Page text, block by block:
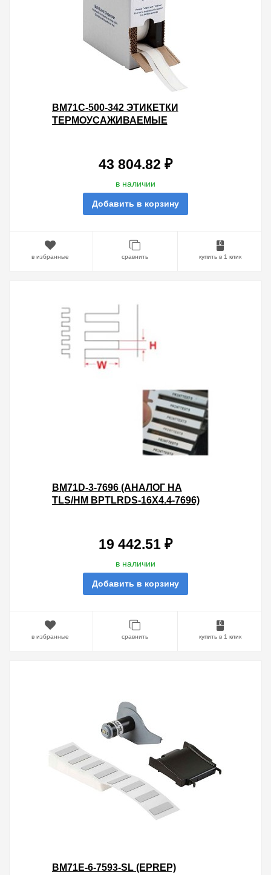
BM71C-500-342 ЭТИКЕТКИ
ТЕРМОУСАЖИВАЕМЫЕ
43 804.82 ₽
в наличии
Добавить в корзину
в избранные сравнить купить в 1 клик
BM71D-3-7696 (АНАЛОГ НА
TLS/HM BPTLRDS-16X4.4-7696)
19 442.51 ₽
в наличии
Добавить в корзину
в избранные сравнить купить в 1 клик
BM71E-6-7593-SL (EPREP)